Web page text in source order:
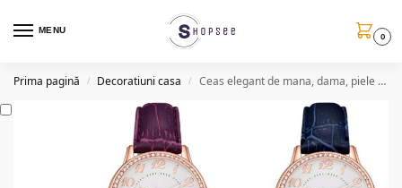
MENU
0
Prima pagină / Decoratiuni casa / Ceas elegant de mana, dama, piele ecologica (4 culori)